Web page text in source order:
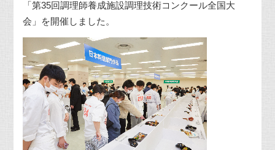
「第35回調理師養成施設調理技術コンクール全国大
会」を開催しました。